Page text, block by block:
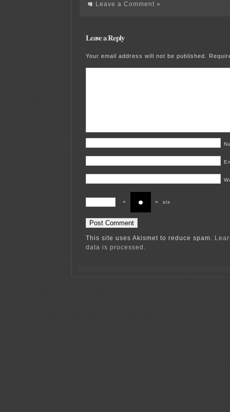
Leave a Comment »
Leave a Reply
Your email address will not be published.
+ = six
This site uses Akismet to reduce spam.
data is processed.